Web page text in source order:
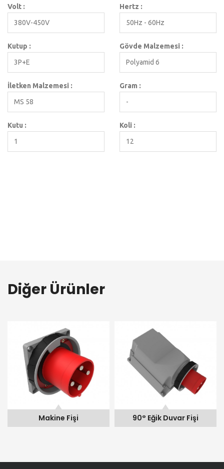
Volt :
380V-450V
Hertz :
50Hz - 60Hz
Kutup :
3P+E
Gövde Malzemesi :
Polyamid 6
İletken Malzemesi :
MS 58
Gram :
-
Kutu :
1
Koli :
12
Diğer Ürünler
Makine Fişi 90° Eğik Duvar Fişi